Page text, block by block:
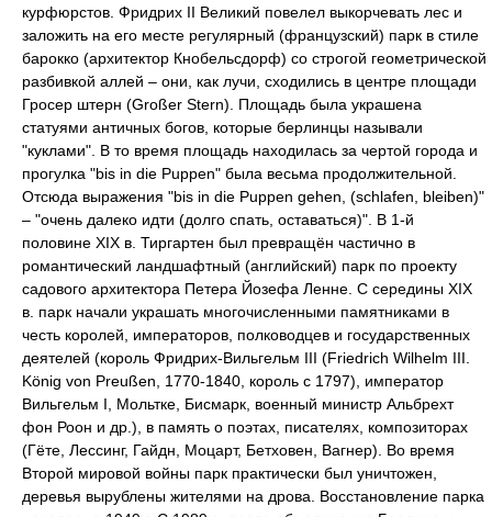
курфюрстов. Фридрих II Великий повелел выкорчевать лес и
заложить на его месте регулярный (французский) парк в стиле
барокко (архитектор Кнобельсдорф) со строгой геометрической
разбивкой аллей – они, как лучи, сходились в центре площади
Гросер штерн (Großer Stern). Площадь была украшена
статуями античных богов, которые берлинцы называли
"куклами". В то время площадь находилась за чертой города и
прогулка "bis in die Puppen" была весьма продолжительной.
Отсюда выражения "bis in die Puppen gehen, (schlafen, bleiben)"
– "очень далеко идти (долго спать, оставаться)". В 1-й
половине XIX в. Тиргартен был превращён частично в
романтический ландшафтный (английский) парк по проекту
садового архитектора Петера Йозефа Ленне. С середины XIX
в. парк начали украшать многочисленными памятниками в
честь королей, императоров, полководцев и государственных
деятелей (король Фридрих-Вильгельм III (Friedrich Wilhelm III.
König von Preußen, 1770-1840, король с 1797), император
Вильгельм I, Мольтке, Бисмарк, военный министр Альбрехт
фон Роон и др.), в память о поэтах, писателях, композиторах
(Гёте, Лессинг, Гайдн, Моцарт, Бетховен, Вагнер). Во время
Второй мировой войны парк практически был уничтожен,
деревья вырублены жителями на дрова. Восстановление парка